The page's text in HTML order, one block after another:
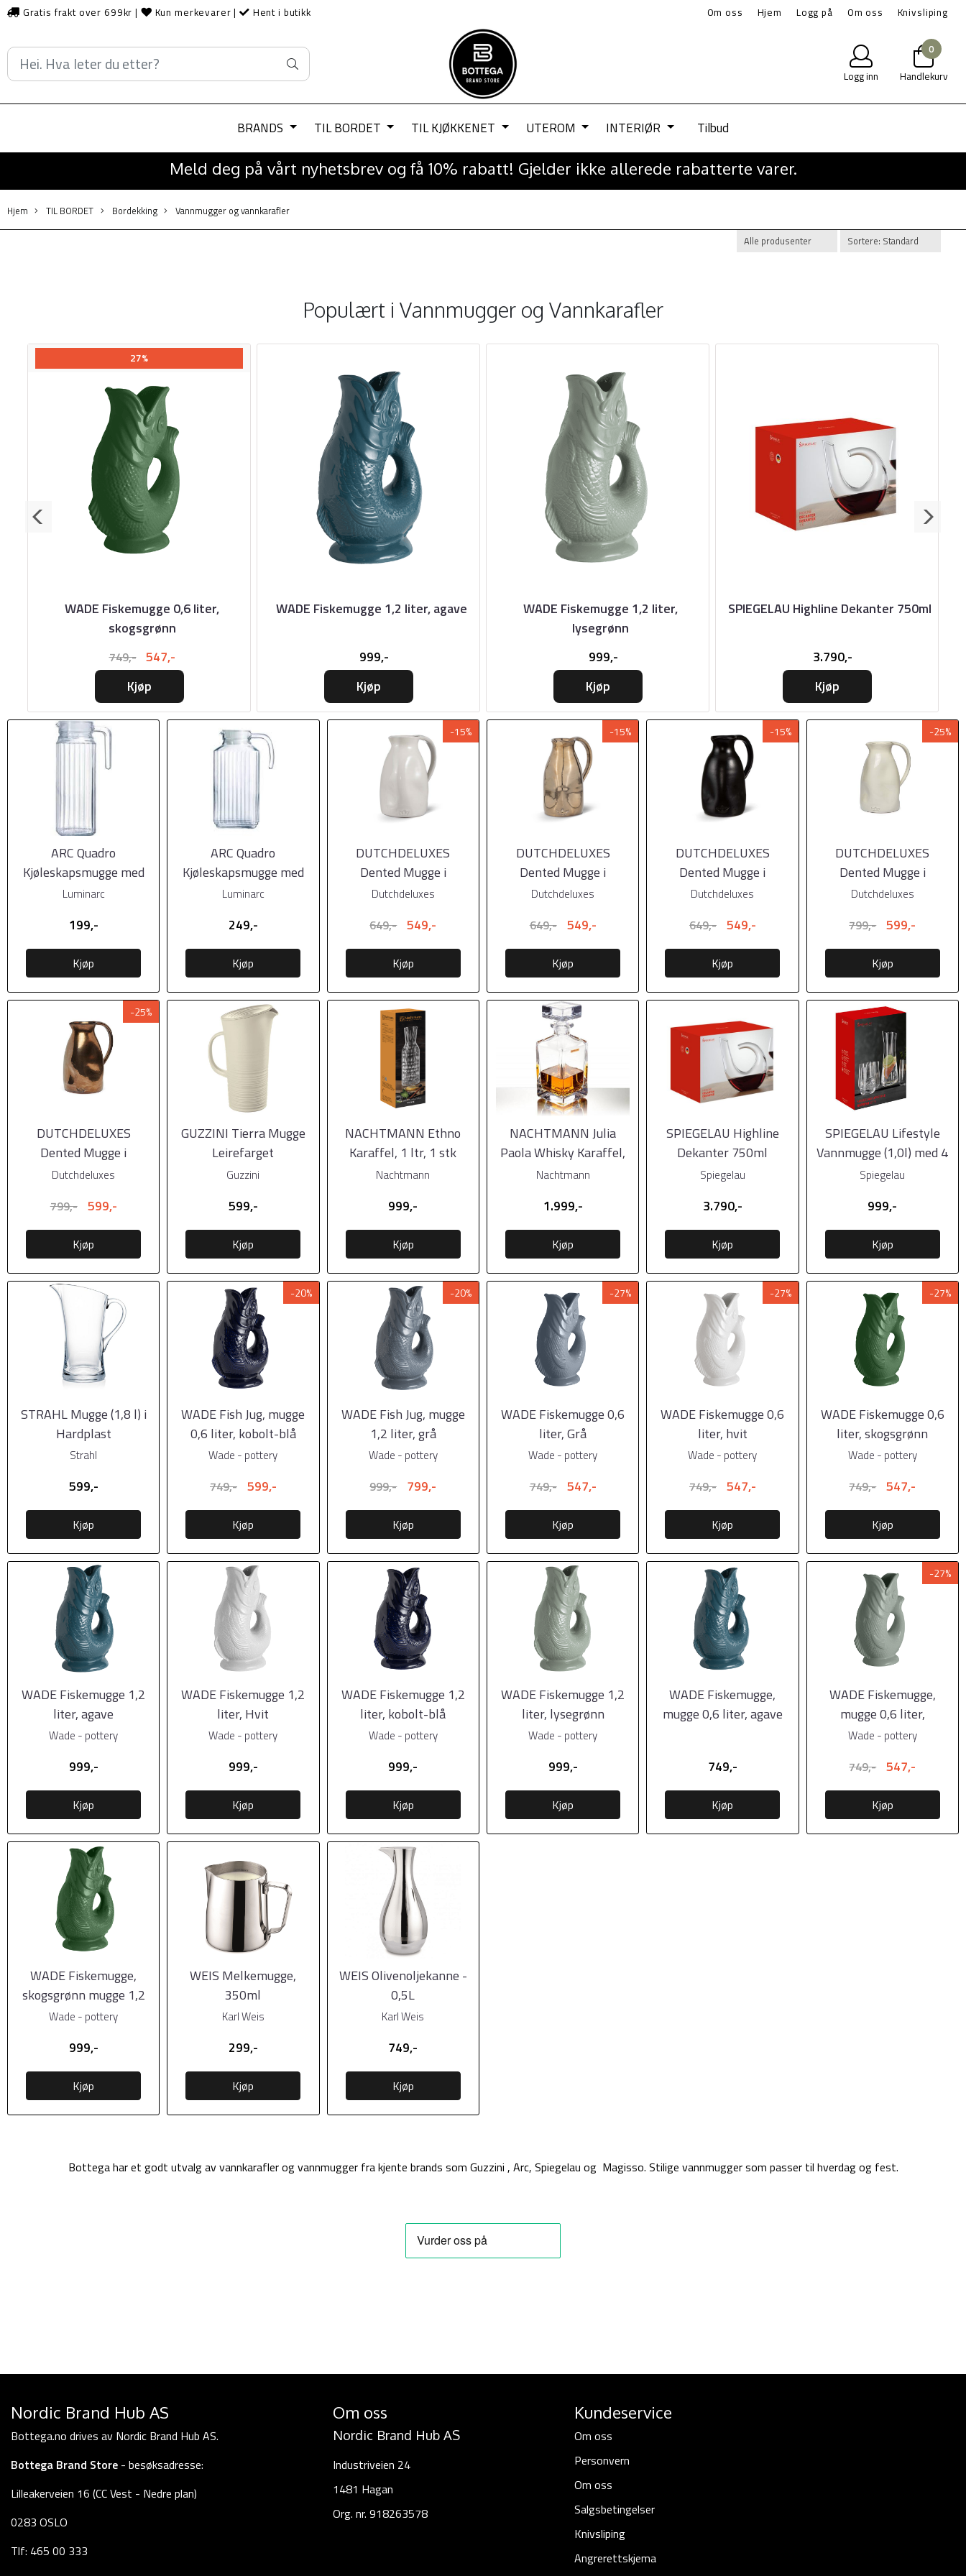
Gratis frakt over 699kr | Kun merkevarer | Hent i butikk Om oss Hjem Logg på Om oss Knivsliping
Logg inn
0
Handlekurv
BRANDS TIL BORDET TIL KJØKKENET UTEROM INTERIØR Tilbud
Meld deg på vårt nyhetsbrev og få 10% rabatt! Gjelder ikke allerede rabatterte varer.
Hjem TIL BORDET Bordekking Vannmugger og vannkarafler
Populært i Vannmugger og Vannkarafler
27%
WADE Fiskemugge 0,6 liter,
skogsgrønn
749,- 547,-
Kjøp
WADE Fiskemugge 1,2 liter, agave
999,-
Kjøp
WADE Fiskemugge 1,2 liter,
lysegrønn
999,-
Kjøp
SPIEGELAU Highline Dekanter 750ml
3.790,-
Kjøp
ARC Quadro
Kjøleskapsmugge med
lokk, 1,1 liter
Luminarc
199,-
Kjøp
ARC Quadro
Kjøleskapsmugge med
lokk, 1,7 liter
Luminarc
249,-
Kjøp
-15%
DUTCHDELUXES
Dented Mugge i
keramikk 0,75 liter Hvit
Dutchdeluxes
649,- 549,-
Kjøp
-15%
DUTCHDELUXES
Dented Mugge i
keramikk 0,75 liter
Dutchdeluxes
649,- 549,-
Kjøp
-15%
DUTCHDELUXES
Dented Mugge i
keramikk 0,75 liter
Dutchdeluxes
649,- 549,-
Kjøp
-25%
DUTCHDELUXES
Dented Mugge i
keramikk 1,5 liter hvit
Dutchdeluxes
799,- 599,-
Kjøp
-25%
DUTCHDELUXES
Dented Mugge i
keramikk 1,5 liter
Dutchdeluxes
799,- 599,-
Kjøp
GUZZINI Tierra Mugge
Leirefarget
Guzzini
599,-
Kjøp
NACHTMANN Ethno
Karaffel, 1 ltr, 1 stk
Nachtmann
999,-
Kjøp
NACHTMANN Julia
Paola Whisky Karaffel,
0,75 ltr, 1 stk
Nachtmann
1.999,-
Kjøp
SPIEGELAU Highline
Dekanter 750ml
Spiegelau
3.790,-
Kjøp
SPIEGELAU Lifestyle
Vannmugge (1,0l) med 4
vannglass
Spiegelau
999,-
Kjøp
STRAHL Mugge (1,8 l) i
Hardplast
(polykarbonat) 1 stk
Strahl
599,-
Kjøp
-20%
WADE Fish Jug, mugge
0,6 liter, kobolt-blå
Wade - pottery
749,- 599,-
Kjøp
-20%
WADE Fish Jug, mugge
1,2 liter, grå
Wade - pottery
999,- 799,-
Kjøp
-27%
WADE Fiskemugge 0,6
liter, Grå
Wade - pottery
749,- 547,-
Kjøp
-27%
WADE Fiskemugge 0,6
liter, hvit
Wade - pottery
749,- 547,-
Kjøp
-27%
WADE Fiskemugge 0,6
liter, skogsgrønn
Wade - pottery
749,- 547,-
Kjøp
WADE Fiskemugge 1,2
liter, agave
Wade - pottery
999,-
Kjøp
WADE Fiskemugge 1,2
liter, Hvit
Wade - pottery
999,-
Kjøp
WADE Fiskemugge 1,2
liter, kobolt-blå
Wade - pottery
999,-
Kjøp
WADE Fiskemugge 1,2
liter, lysegrønn
Wade - pottery
999,-
Kjøp
WADE Fiskemugge,
mugge 0,6 liter, agave
749,-
Kjøp
-27%
WADE Fiskemugge,
mugge 0,6 liter,
lysegrønn
Wade - pottery
749,- 547,-
Kjøp
WADE Fiskemugge,
skogsgrønn mugge 1,2
liter
Wade - pottery
999,-
Kjøp
WEIS Melkemugge,
350ml
Karl Weis
299,-
Kjøp
WEIS Olivenoljekanne -
0,5L
Karl Weis
749,-
Kjøp
Bottega har et godt utvalg av vannkarafler og vannmugger fra kjente brands som Guzzini , Arc, Spiegelau og Magisso. Stilige vannmugger som passer til hverdag og fest.
Nordic Brand Hub AS
Bottega.no drives av Nordic Brand Hub AS.
Bottega Brand Store - besøksadresse:
Lilleakerveien 16 (CC Vest - Nedre plan)
0283 OSLO
Tlf: 465 00 333
Om oss
Nordic Brand Hub AS
Industriveien 24
1481 Hagan
Org. nr. 918263578
Kundeservice
Om oss
Personvern
Om oss
Salgsbetingelser
Knivsliping
Angrerettskjema